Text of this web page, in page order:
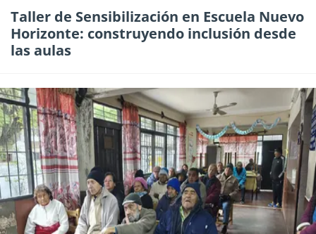
Taller de Sensibilización en Escuela Nuevo
Horizonte: construyendo inclusión desde
las aulas